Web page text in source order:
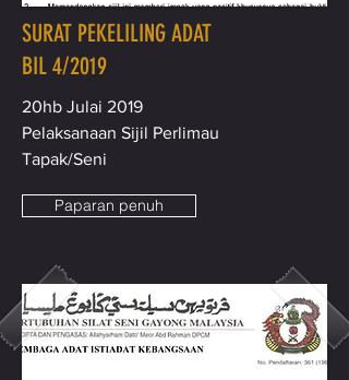
SURAT PEKELILING ADAT
BIL 4/2019
20hb Julai 2019
Pelaksanaan Sijil Perlimau
Tapak/Seni
Paparan penuh